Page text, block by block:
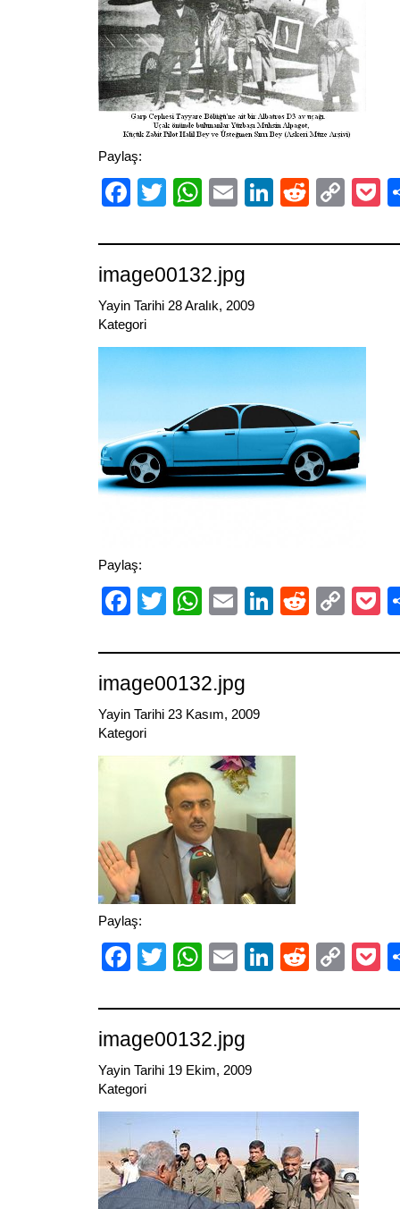
Paylaş:
Facebook
TwitterWhatsApp
EmailLinkedIn
Reddit
image00132.jpg
Yayin Tarihi 28 Aralık, 2009
Kategori
Paylaş:
Facebook
TwitterWhatsApp
EmailLinkedIn
Reddit
image00132.jpg
Yayin Tarihi 23 Kasım, 2009
Kategori
Paylaş:
Facebook
TwitterWhatsApp
EmailLinkedIn
Reddit
image00132.jpg
Yayin Tarihi 19 Ekim, 2009
Kategori